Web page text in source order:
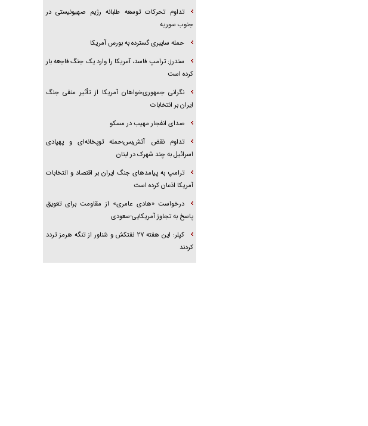
تداوم تحرکات توسعه طلبانه رژیم صهیونیستی در
جنوب سوریه
حمله سایبری گسترده به بورس آمریکا
سندرز: ترامپ فاسد، آمریکا را وارد یک جنگ فاجعه بار
کرده است
نگرانی جمهوری‌خواهان آمریکا از تأثیر منفی جنگ
ایران بر انتخابات
صدای انفجار مهیب در مسکو
تداوم نقض آتش‌بس؛حمله توپخانه‌ای و پهپادی
اسرائیل به چند شهرک در لبنان
ترامپ به پیامدهای جنگ ایران بر اقتصاد و انتخابات
آمریکا اذعان کرده است
درخواست «هادی عامری» از مقاومت برای تعویق
پاسخ به تجاوز آمریکایی-سعودی
کپلر: این هفته ۲۷ نفتکش و شناور از تنگه هرمز تردد
کردند